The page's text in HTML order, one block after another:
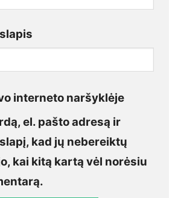
interneto naršyklėje
el. pašto adresą ir
kad jų nebereiktų
kai kitą kartą vėl norėsiu